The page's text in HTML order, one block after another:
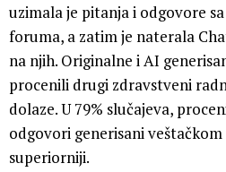
uzimala je pitanja i odgovore
foruma, a zatim je naterala
na njih. Originalne i AI
procenili drugi zdravstveni
dolaze. U 79% slučajeva,
odgovori generisani
superiorniji.